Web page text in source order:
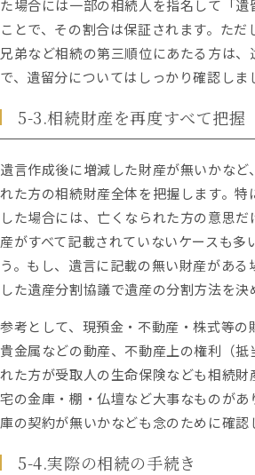
た場合には一部の相続人を指名して「遺
ことで、その割合は保証されます。ただ
兄弟など相続の第三順位にあたる方は、
で、遺留分についてはしっかり確認しま
5-3.相続財産を再度すべて把握
遺言作成後に増減した財産が無いかなど
れた方の相続財産全体を把握します。特
した場合には、亡くなられた方の意思
産がすべて記載されていないケースも多
う。もし、遺言に記載の無い財産があ
した遺産分割協議で遺産の分割方法を決
参考として、現預金・不動産・株式等の
貴金属などの動産、不動産上の権利（抵
れた方が受取人の生命保険なども相続財
宅の金庫・棚・仏壇など大事なものが
庫の契約が無いかなども念のために確認
5-4.実際の相続の手続き